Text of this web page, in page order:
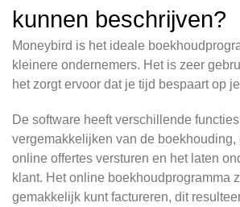
kunnen beschrijven?
Moneybird is het ideale
kleinere ondernemers. Het is zeer
het zorgt ervoor dat je tijd bespaart op
De software heeft verschillende
vergemakkelijken van de boekhouding,
online offertes versturen en het laten
klant. Het online boekhoudprogramma
gemakkelijk kunt factureren, dit